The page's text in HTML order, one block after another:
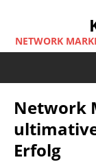
NETWORK
Network
Erfolg